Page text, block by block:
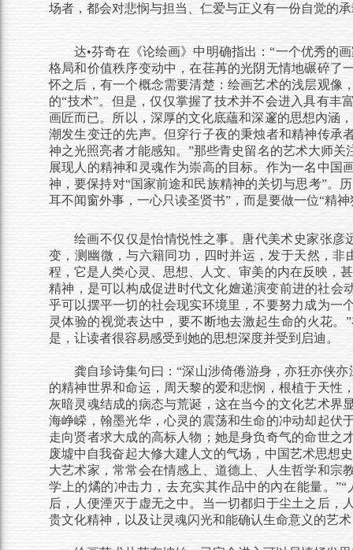
场者，都会对悲悯与担当、仁爱与正义有一份自觉的承
达•芬奇在《论绘画》中明确指出：“一个优秀
格局和价值秩序变动中，在荏苒的光阴无情地碾碎了
怀之后， 有一个概念需要清楚：绘画艺术的浅层观像
的“技术”。但是，仅仅掌握了技术并不会进入具有丰
画匠而已。所以，深厚的文化底蘊和深邃的思想內涵
潮发生变迁的先声。但穿行子夜的秉烛者和精神传承
神之光照亮者才能感知。 ”那些青史留名的艺术大师关
展现人的精神和灵魂作为崇高的目标。作为一名中国
神，要保持对“国家前途和民族精神的关切与思考”。
耳不闻窗外事，一心只读圣贤书”，而是要做一位“精
绘画不仅仅是怡情悦性之事。唐代美术史家张
变，测幽微，与六籍同功，四时并运，发于天然，
程，它是人类心灵、思想、人文、审美的内在反映，
精神，是可以构成促进时代文化嬗递演变前进的社会
乎可以摆平一切的社会现实环境里，不要努力成为一
灵体验的视觉表达中，要不断地去激起生命的火花
是，让读者很容易感受到她的思想深度并受到启迪。
龚自珍诗集句曰：“深山涉倚倦游身，亦狂亦侠
的精神世界和命运，周天黎的爱和悲悯，根植于天性
灰暗灵魂结成的病态与荒诞，这在当今的文化艺术界
海峥嵘，翰墨光华，心灵的震荡和生命的冲动却起伏
走向贤者求大成的高标人物； 她是身负奇气的命世之
废墟中自我奋起大修大建人文的气场， 中国艺术思想
大艺术家，常常会在情感上、道德上、人生哲学和宗
学上的燏的冲击力，去充实其作品中的內在能量。
后，人便湮灭于虚无之中。 当一切都归于尘土之后，
贵文化精神，以及让灵魂闪光和能确认生命意义的艺